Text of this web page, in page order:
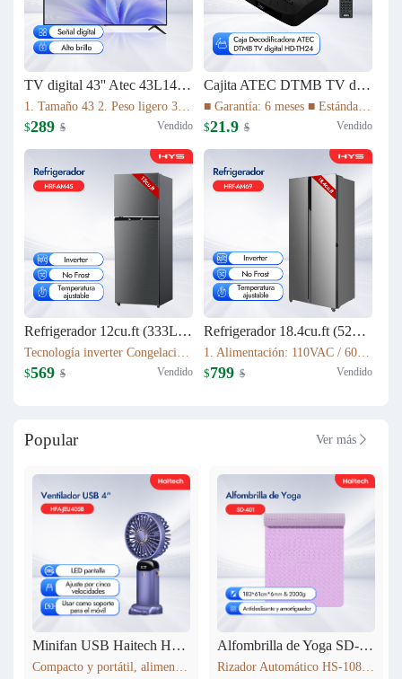
TV digital 43'' Atec 43L14D-C
1. Tamaño 43 2. Peso ligero 3. Relación de aspecto 16:9 4. Tiempo de respuesta (gris a gris) 8,5ms 5. La imagen de alta definición 1080P 6. Vida útil de la lámpara 30.000 HS 7. Sistema de TV ATV(NTSC)/DTV(DTMB) 8. Múltiples interfaces
$289 $ Vendido
Cajita ATEC DTMB TV digital HD-TH24
■ Garantía: 6 meses ■ Estándar DTMB ■ El rendimiento del sistema es más robusto. ■ Mayor capacidad de información. ■ Mejor rendimiento móvil. ■ El rendimiento de la cobertura de transmisión es mejor.
$21.9 $ Vendido
Refrigerador 12cu.ft (333L) Inverter HRF-AM45
$569 $ Vendido
Refrigerador 18.4cu.ft (521L) Inverter HRF-AM69
1. Alimentación: 110VAC / 60Hz 2. Sistema Libre de Escarcha (No Frost) 3. Tecnología inverter 4. Refrigerante Ecológico (R600a) 5. Flujo de Aire Tridimensional Indirecto (360°) con Temperatura Estable 6. Luz LED Interior de Bajo Consumo
$799 $ Vendido
Popular Ver más 
Minifan USB Haitech HSF-N15 Alfombrilla de Yoga SD-401
Rizador Automático HS-108 183*61cm*6mm & 2000g Antideslizante y amortiguador